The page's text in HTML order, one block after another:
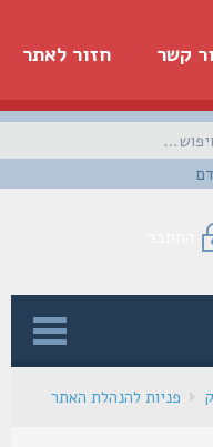
חזור לאתר
פניות להנהלת האתר